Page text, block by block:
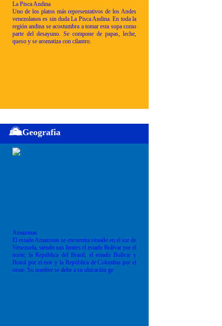
La Pisca Andina
Uno de los platos más representativos de los Andes
venezolanos es sin duda La Pisca Andina. En toda la
región andina se acostumbra a tomar esta sopa como
parte del desayuno. Se compone de papas, leche,
queso y se aromatiza con cilantro.
Geografia
Amazonas
El estado Amazonas se encuentra situado en el sur de
Venezuela, siendo sus límites el estado Bolívar por el
norte; la República del Brasil; el estado Bolívar y
Brasil por el este y la República de Colombia por el
oeste. Su nombre se debe a su ubicación ge